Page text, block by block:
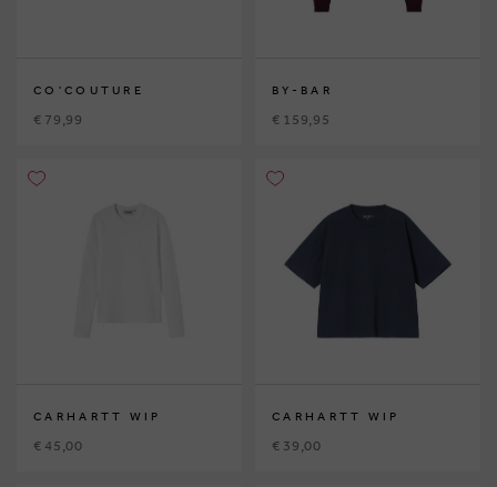
CO'COUTURE
€ 79,99
BY-BAR
€ 159,95
CARHARTT WIP
€ 45,00
CARHARTT WIP
€ 39,00